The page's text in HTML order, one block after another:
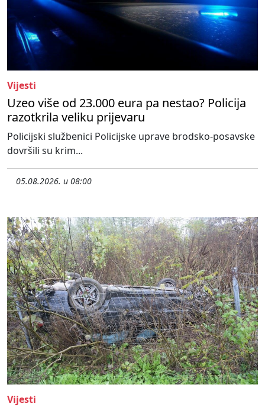
Vijesti
Uzeo više od 23.000 eura pa nestao? Policija
razotkrila veliku prijevaru
Policijski službenici Policijske uprave brodsko-posavske
dovršili su krim...
05.08.2026. u 08:00
Vijesti